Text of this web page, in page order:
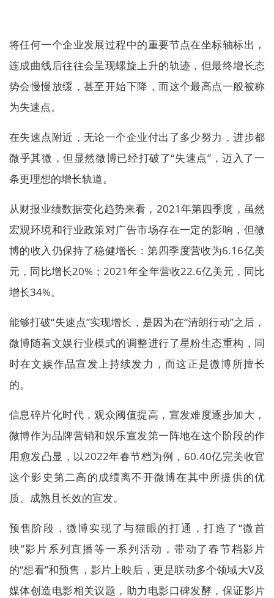
将任何一个企业发展过程中的重要节点在坐标轴标出，
连成曲线后往往会呈现螺旋上升的轨迹，但最终增长态
势会慢慢放缓，甚至开始下降，而这个最高点一般被称
为失速点。
在失速点附近，无论一个企业付出了多少努力，进步都
微乎其微，但显然微博已经打破了“失速点”，迈入了一
条更理想的增长轨道。
从财报业绩数据变化趋势来看，2021年第四季度，虽然
宏观环境和行业政策对广告市场存在一定的影响，但微
博的收入仍保持了稳健增长：第四季度营收为6.16亿美
元，同比增长20%；2021年全年营收22.6亿美元，同比
增长34%。
能够打破“失速点”实现增长，是因为在“清朗行动”之后，
微博随着文娱行业模式的调整进行了星粉生态重构，同
时在文娱作品宣发上持续发力，而这正是微博所擅长
的。
信息碎片化时代，观众阈值提高，宣发难度逐步加大，
微博作为品牌营销和娱乐宣发第一阵地在这个阶段的作
用愈发凸显，以2022年春节档为例，60.40亿完美收官
这个影史第二高的成绩离不开微博在其中所提供的优
质、成熟且长效的宣发。
预售阶段，微博实现了与猫眼的打通，打造了“微首
映”影片系列直播等一系列活动，带动了春节档影片
的“想看”和预售，影片上映后，更是联动多个领域大V及
媒体创造电影相关议题，助力电影口碑发酵，保证影片